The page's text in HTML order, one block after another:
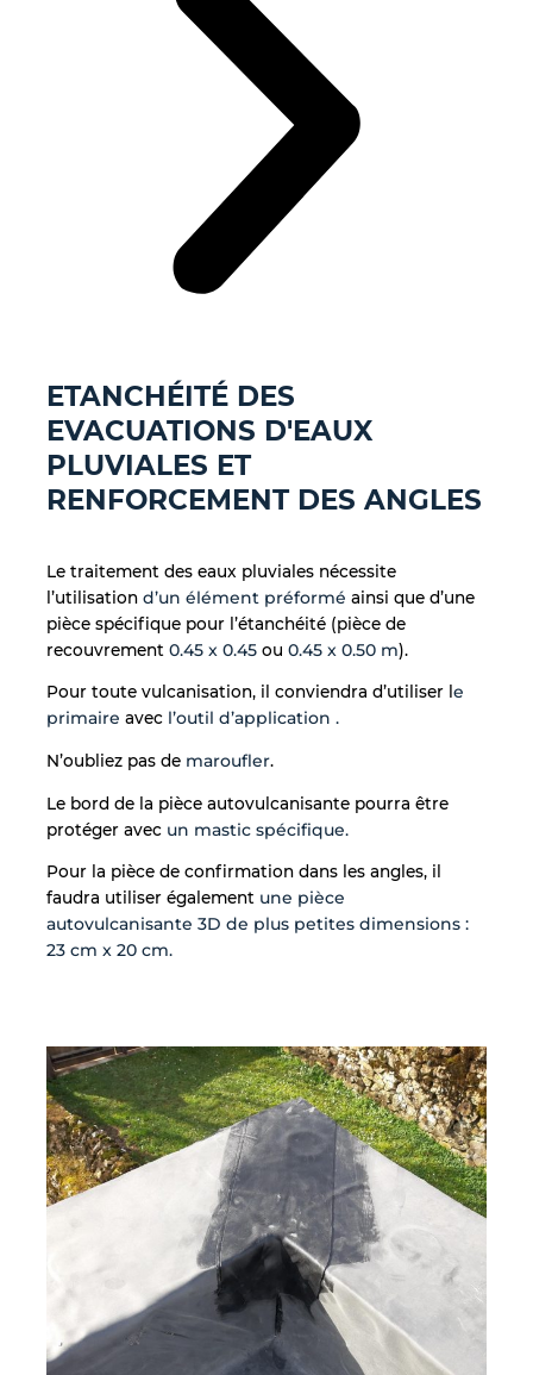
ETANCHÉITÉ DES
EVACUATIONS D'EAUX
PLUVIALES ET
RENFORCEMENT DES ANGLES
Le traitement des eaux pluviales nécessite
l’utilisationd’un élément préformé ainsi que d’une
pièce spécifique pour l’étanchéité (pièce de
recouvrement0.45 x 0.45 ou0.45 x 0.50 m).
Pour toute vulcanisation, il conviendra d’utiliser le
primaire avec l’outil d’application .
N’oubliez pas de maroufler.
Le bord de la pièce autovulcanisante pourra être
protéger avec un mastic spécifique.
Pour la pièce de confirmation dans les angles, il
faudra utiliser également une pièce
autovulcanisante 3D de plus petites dimensions :
23 cm x 20 cm.